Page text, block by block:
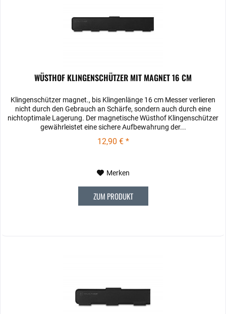
WÜSTHOF KLINGENSCHÜTZER MIT MAGNET 16 CM
Klingenschützer magnet., bis Klingenlänge 16 cm Messer verlieren
nicht durch den Gebrauch an Schärfe, sondern auch durch eine
nichtoptimale Lagerung. Der magnetische Wüsthof Klingenschützer
gewährleistet eine sichere Aufbewahrung der...
12,90 € *
Merken
ZUM PRODUKT